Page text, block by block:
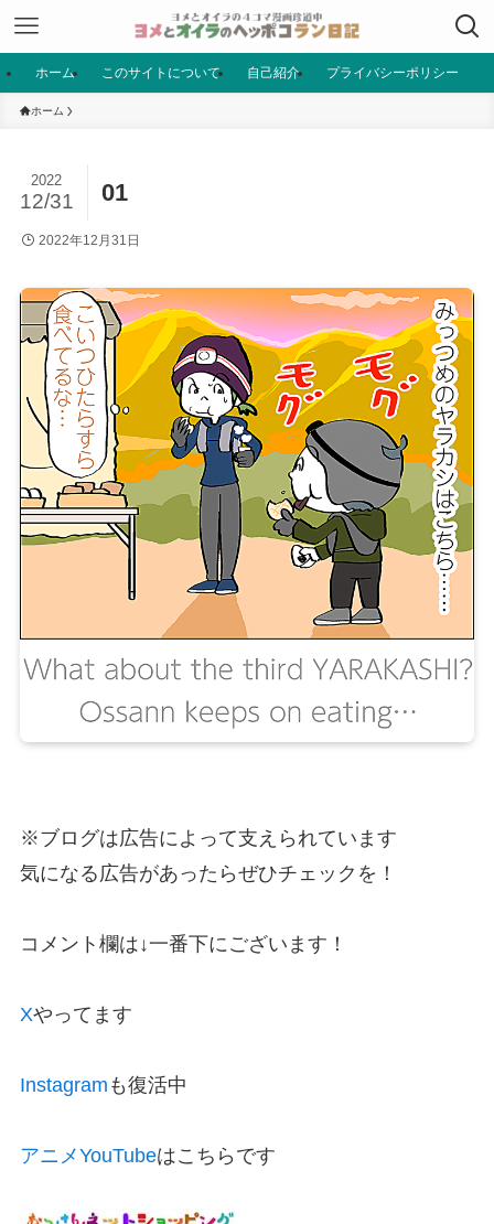
ホーム このサイトについて 自己紹介 プライバシーポリシー
ホーム
01
2022
12/31
2022年12月31日
※ブログは広告によって支えられています
気になる広告があったらぜひチェックを！
コメント欄は↓一番下にございます！
Xやってます
Instagram も復活中
アニメYouTubeはこちらです